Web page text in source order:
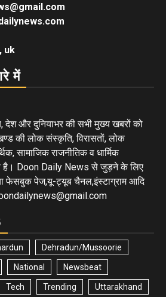
uk
में
देश और दुनियाभर की सभी मुख्य खबरों को
की लोक संस्कृति, विरासतों, लोक
सामाजिक राजनीतिक व धार्मिक
है। Doon Daily News से जुड़ने के लिए
फेसबुक पेज,यू-ट्यूब चैनल,इंस्टाग्राम आदि
Dehradun/Mussoorie
National Newsbeat
Tech Trending Uttarakhand